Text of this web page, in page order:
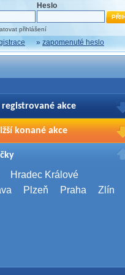
Heslo
přihlášení
» zapomenuté heslo
registrované akce
Vašich registrací na akce
přihlašte.
konané akce
2026
Brno
Server Bootcamp 2026
Hradec Králové
Plzeň Praha Zlín